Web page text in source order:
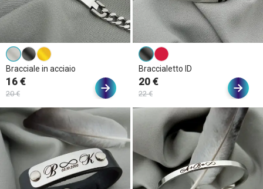
Bracciale in acciaio
16 €
20 €
Braccialetto ID
20 €
22 €